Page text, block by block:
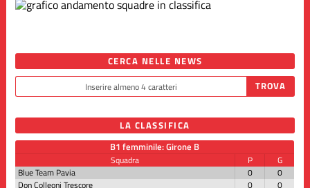
CERCA NELLE NEWS
LA CLASSIFICA
B1 femminile: Girone B
Squadra P
G
Blue Team Pavia
0
0
Don Colleoni Trescore
0
0